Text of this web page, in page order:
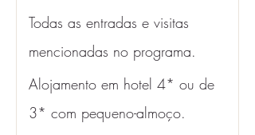
Todas as entradas e visitas
mencionadas no programa.
Alojamento em hotel 4* ou de
3* com pequeno-almoço.